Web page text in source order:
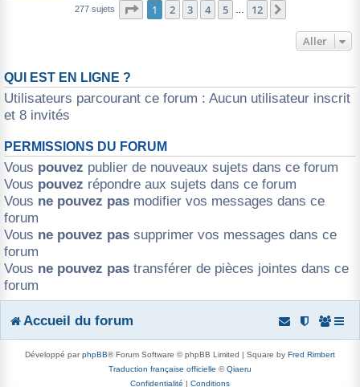
277 sujets Page 1sur12
1 2 3 4 5 12
Aller
QUI EST EN LIGNE ?
Utilisateurs parcourant ce forum : Aucun utilisateur inscrit
et 8 invités
PERMISSIONS DU FORUM
Vous pouvez publier de nouveaux sujets dans ce forum
Vous pouvez répondre aux sujets dans ce forum
Vous ne pouvez pas modifier vos messages dans ce
forum
Vous ne pouvez pas supprimer vos messages dans ce
forum
Vous ne pouvez pas transférer de pièces jointes dans ce
forum
Accueil du forum
Développé parphpBB® Forum Software © phpBB Limited | Square by Fred Rimbert
Traduction française officielle ©Qiaeru
Confidentialité | Conditions